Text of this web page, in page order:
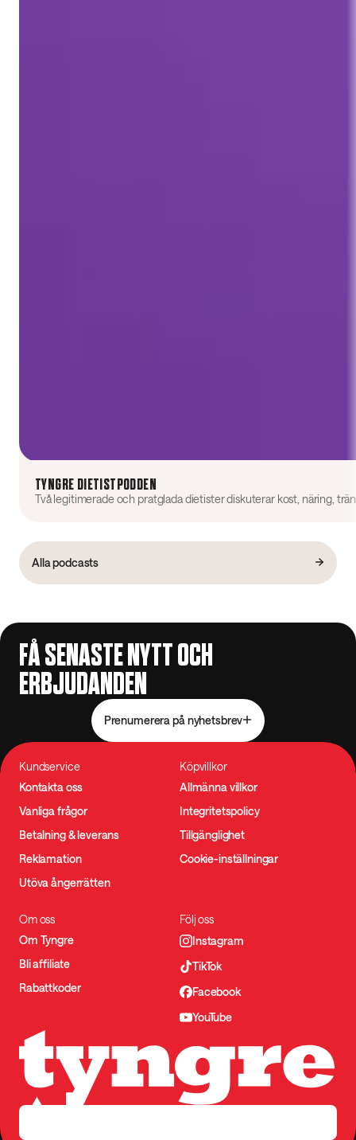
TYNGRE DIETISTPODDEN
Alla podcasts
FÅ SENASTE NYTT OCH
ERBJUDANDEN
Prenumerera på nyhetsbrev
Kundservice
Kontakta oss
Vanliga frågor
Betalning & leverans
Reklamation
Utöva ångerrätten
Köpvillkor
Allmänna villkor
Integritetspolicy
Tillgänglighet
Cookie-inställningar
Om oss
Om Tyngre
Bli affiliate
Rabattkoder
Följ oss
Instagram
TikTok
Facebook
YouTube